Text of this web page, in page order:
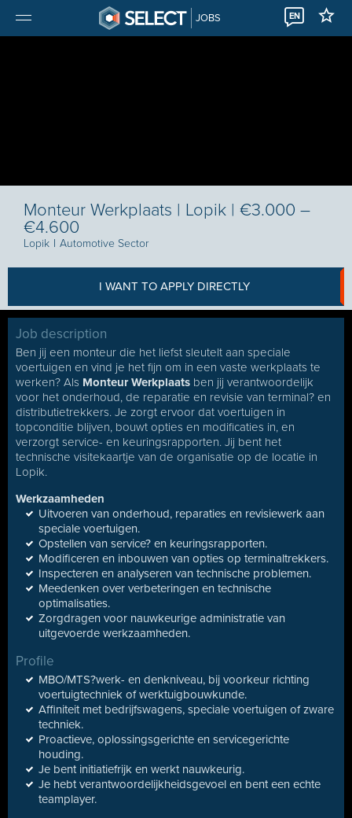
JOBS EN
Monteur Werkplaats | Lopik | €3.000 –
€4.600
Lopik I Automotive Sector
I WANT TO APPLY DIRECTLY
Job description
Ben jij een monteur die het liefst sleutelt aan speciale
voertuigen en vind je het fijn om in een vaste werkplaats te
werken? Als Monteur Werkplaats ben jij verantwoordelijk
voor het onderhoud, de reparatie en revisie van terminal? en
distributietrekkers. Je zorgt ervoor dat voertuigen in
topconditie blijven, bouwt opties en modificaties in, en
verzorgt service- en keuringsrapporten. Jij bent het
technische visitekaartje van de organisatie op de locatie in
Lopik.
Werkzaamheden
Uitvoeren van onderhoud, reparaties en revisiewerk aan
speciale voertuigen.
Opstellen van service? en keuringsrapporten.
Modificeren en inbouwen van opties op terminaltrekkers.
Inspecteren en analyseren van technische problemen.
Meedenken over verbeteringen en technische
optimalisaties.
Zorgdragen voor nauwkeurige administratie van
uitgevoerde werkzaamheden.
Profile
MBO/MTS?werk- en denkniveau, bij voorkeur richting
voertuigtechniek of werktuigbouwkunde.
Affiniteit met bedrijfswagens, speciale voertuigen of zware
techniek.
Proactieve, oplossingsgerichte en servicegerichte
houding.
Je bent initiatiefrijk en werkt nauwkeurig.
Je hebt verantwoordelijkheidsgevoel en bent een echte
teamplayer.